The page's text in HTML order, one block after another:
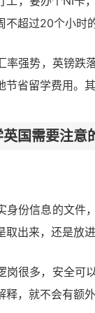
不超过20个小时
率强势，英镑跌
节省留学费用。
国需要注意
身份信息的文件
取出来，还是放
岗很多，安全可
释，就不会有额外